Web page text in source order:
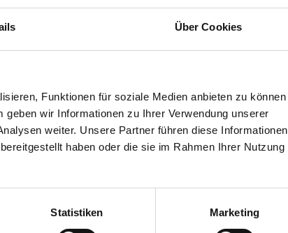
Über Cookies
Funktionen für soziale Medien anbieten zu können
wir Informationen zu Ihrer Verwendung unserer
weiter. Unsere Partner führen diese Informationen
haben oder die sie im Rahmen Ihrer Nutzung
Statistiken Marketing
an Partnern zusammen, die unsere Werte